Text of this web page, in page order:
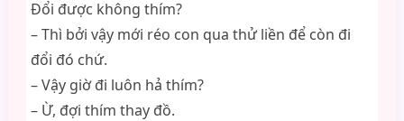
Đổi được không thím?
– Thì bởi vậy mới réo con qua thử liền để còn đi
đổi đó chứ.
– Vậy giờ đi luôn hả thím?
– Ừ, đợi thím thay đồ.